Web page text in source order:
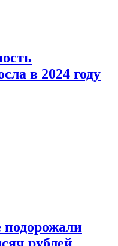
в 2024 году
подорожали
рублей